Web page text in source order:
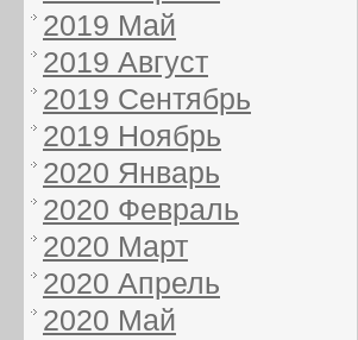
2019 Май
2019 Август
2019 Сентябрь
2019 Ноябрь
2020 Январь
2020 Февраль
2020 Март
2020 Апрель
2020 Май